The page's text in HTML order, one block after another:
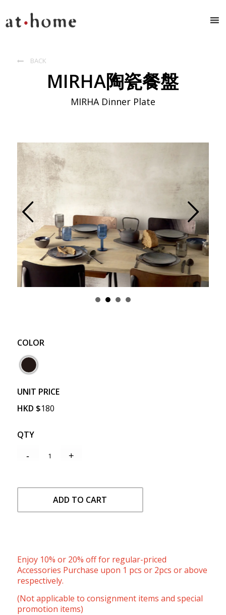
 BACK
MIRHA陶瓷餐盤
MIRHA Dinner Plate
Next
COLOR
UNIT PRICE
HKD $180
QTY
ADD TO CART
Enjoy 10% or 20% off for regular-priced
Accessories Purchase upon 1 pcs or 2pcs or above
respectively.
(Not applicable to consignment items and special
promotion items)